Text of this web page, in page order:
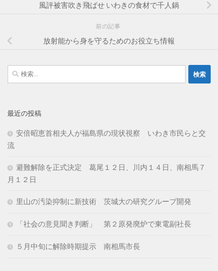
風評被害吹き飛ばせ いわきの食材で千人鍋
前の記事
放射能から身を守るためのお役立ち情報
検
索:
最近の投稿
安倍昭恵首相夫人が福島県の現状視察 いわき市民らと交
流
避難解除を正式決定 葛尾１２日、川内１４日、南相馬７
月１２日
里山の汚染抑制に新技術 茨城大の研究グループ開発
「社会の意見聞き判断」 第２原発廃炉で東電副社長
５月中旬に解除時期提示 南相馬市長